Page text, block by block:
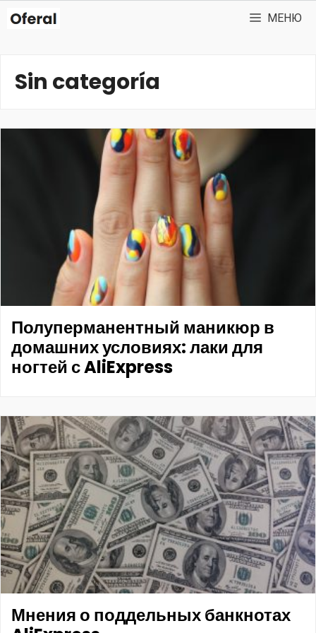
Перейти
МЕНЮ
Sin categoría
Полуперманентный маникюр в
домашних условиях: лаки для
ногтей с AliExpress
Мнения о поддельных банкнотах